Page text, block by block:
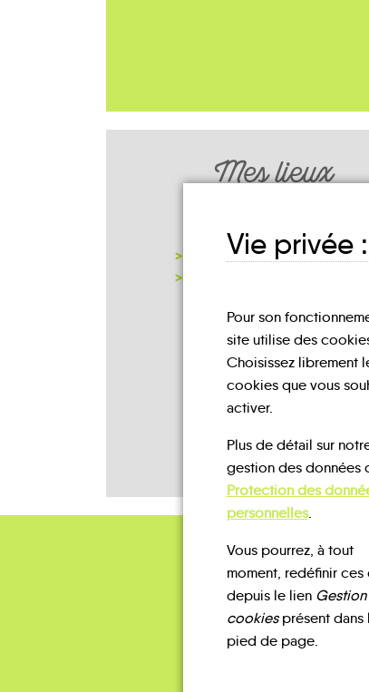
Mes lieux
MAIRIE DE HARCOURT
Vie privée :
Pour son
site utilise des
Choisissez librement
cookies que vous
activer.
Plus de détail sur
gestion des données
Protection des
personnelles.
Vous pourrez, à tout
moment, redéfinir ces
depuis le lien
cookiesprésent dans
pied de page.